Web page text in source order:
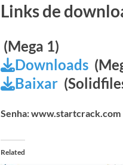
Links de
(Mega 1)
Downloads
Baixar
Senha: www.startcrack.com
Related